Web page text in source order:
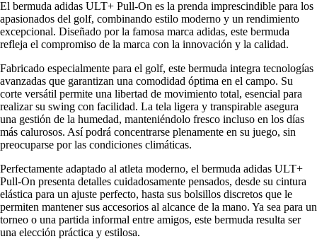
El bermuda adidas ULT+ Pull-On es la prenda imprescindible para los
apasionados del golf, combinando estilo moderno y un rendimiento
excepcional. Diseñado por la famosa marca adidas, este bermuda
refleja el compromiso de la marca con la innovación y la calidad.
Fabricado especialmente para el golf, este bermuda integra tecnologías
avanzadas que garantizan una comodidad óptima en el campo. Su
corte versátil permite una libertad de movimiento total, esencial para
realizar su swing con facilidad. La tela ligera y transpirable asegura
una gestión de la humedad, manteniéndolo fresco incluso en los días
más calurosos. Así podrá concentrarse plenamente en su juego, sin
preocuparse por las condiciones climáticas.
Perfectamente adaptado al atleta moderno, el bermuda adidas ULT+
Pull-On presenta detalles cuidadosamente pensados, desde su cintura
elástica para un ajuste perfecto, hasta sus bolsillos discretos que le
permiten mantener sus accesorios al alcance de la mano. Ya sea para un
torneo o una partida informal entre amigos, este bermuda resulta ser
una elección práctica y estilosa.